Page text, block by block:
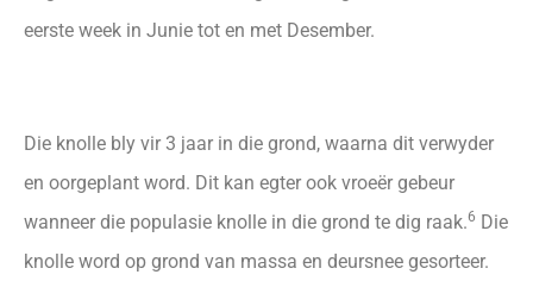
eerste week in Junie tot en met Desember.
Die knolle bly vir 3 jaar in die grond, waarna dit verwyder
en oorgeplant word. Dit kan egter ook vroeër gebeur
wanneer die populasie knolle in die grond te dig raak.6 Die
knolle word op grond van massa en deursnee gesorteer.